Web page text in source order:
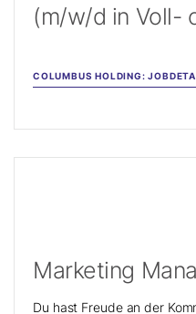
(m/w/d in Voll-
COLUMBUS HOLDING:
Marketing
Du hast Freude an der